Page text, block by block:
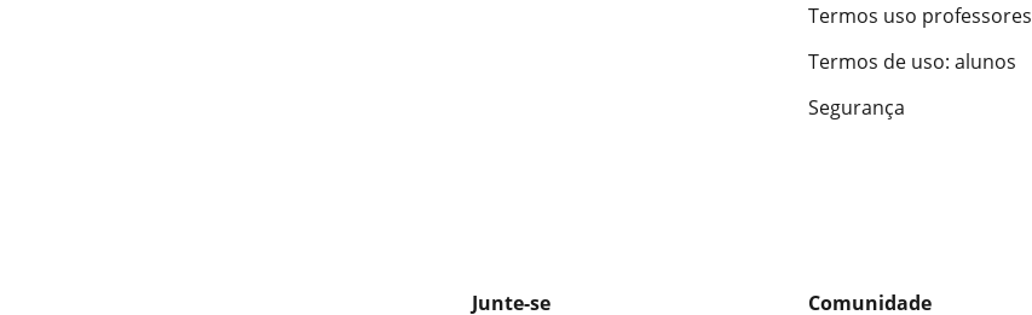
Termos uso professores
Termos de uso: alunos
Segurança
Junte-se Comunidade